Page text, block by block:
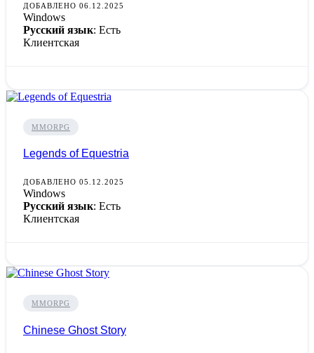
ДОБАВЛЕНО 06.12.2025
Windows
Русский язык: Есть
Клиентская
MMORPG
Legends of Equestria
ДОБАВЛЕНО 05.12.2025
Windows
Русский язык: Есть
Клиентская
MMORPG
Chinese Ghost Story